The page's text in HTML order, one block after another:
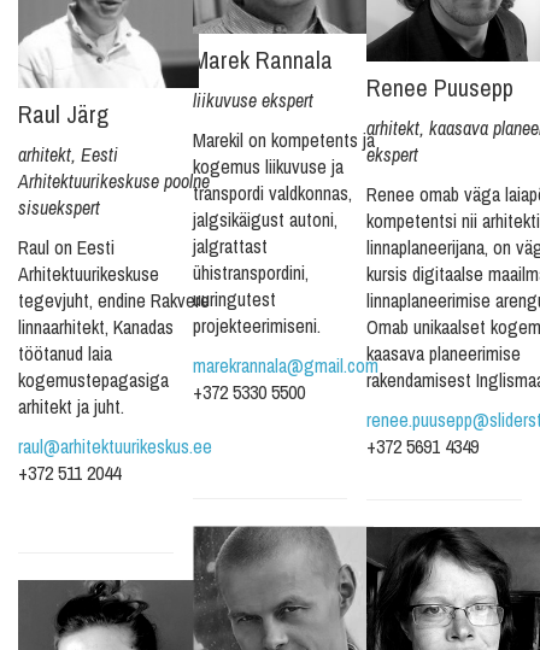
Raul Järg
arhitekt, Eesti
Arhitektuurikeskuse poolne
sisuekspert
Raul on Eesti
Arhitektuurikeskuse
tegevjuht, endine Rakvere
linnaarhitekt, Kanadas
töötanud laia
kogemustepagasiga
arhitekt ja juht.
raul@arhitektuurikeskus.ee
+372 511 2044
Marek Rannala
liikuvuse ekspert
Marekil on kompetents ja
kogemus liikuvuse ja
transpordi valdkonnas,
jalgsikäigust autoni,
jalgrattast
ühistranspordini,
uuringutest
projekteerimiseni.
marekrannala@gmail.com
+372 5330 5500
Renee Puusepp
arhitekt, kaasava
ekspert
Renee omab väga
kompetentsi nii
linnaplaneerijana, on
kursis digitaalse
linnaplaneerimise
Omab unikaalset
kaasava planeerimise
rakendamisest
+372 5691 4349